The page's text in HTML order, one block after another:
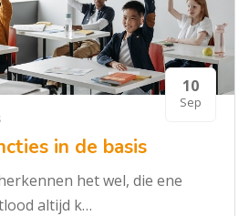
10
Sep
in de basis
het wel, die ene
altijd k…